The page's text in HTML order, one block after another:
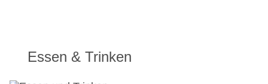
Essen & Trinken